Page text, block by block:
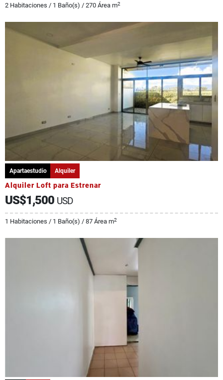
2 Habitaciones / 1 Baño(s) / 270 Área m2
Apartaestudio Alquiler
Alquiler Loft para Estrenar
US$1,500 USD
1 Habitaciones / 1 Baño(s) / 87 Área m2